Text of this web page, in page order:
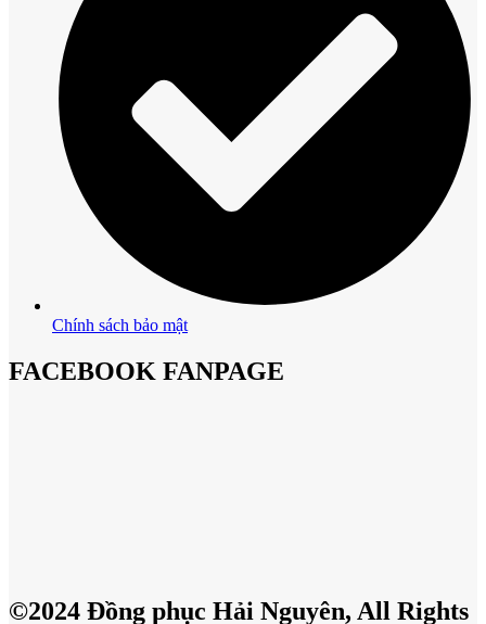
Chính sách bảo mật
FACEBOOK FANPAGE
©2024 Đồng phục Hải Nguyên, All Rights